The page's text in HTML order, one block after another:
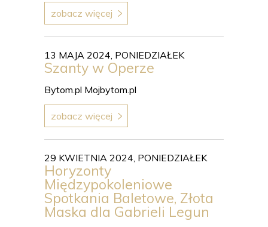
zobacz więcej
13 MAJA 2024, PONIEDZIAŁEK
Szanty w Operze
Bytom.pl Mojbytom.pl
zobacz więcej
29 KWIETNIA 2024, PONIEDZIAŁEK
Horyzonty
Międzypokoleniowe
Spotkania Baletowe, Złota
Maska dla Gabrieli Legun